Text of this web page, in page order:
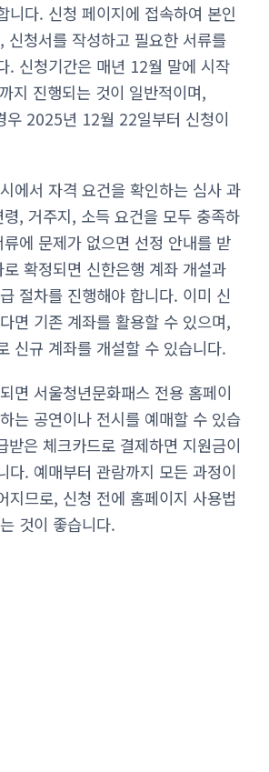
니다. 신청 페이지에 접속하여 본인
신청서를 작성하고 필요한 서류를
. 신청기간은 매년 12월 말에 시작
지 진행되는 것이 일반적이며,
우 2025년 12월 22일부터 신청이
에서 자격 요건을 확인하는 심사 과
, 거주지, 소득 요건을 모두 충족하
에 문제가 없으면 선정 안내를 받
확정되면 신한은행 계좌 개설과
절차를 진행해야 합니다. 이미 신
면 기존 계좌를 활용할 수 있으며,
신규 계좌를 개설할 수 있습니다.
면 서울청년문화패스 전용 홈페이
는 공연이나 전시를 예매할 수 있습
받은 체크카드로 결제하면 지원금이
다. 예매부터 관람까지 모든 과정이
지므로, 신청 전에 홈페이지 사용법
것이 좋습니다.